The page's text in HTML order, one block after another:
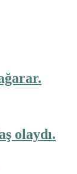
olaydı.